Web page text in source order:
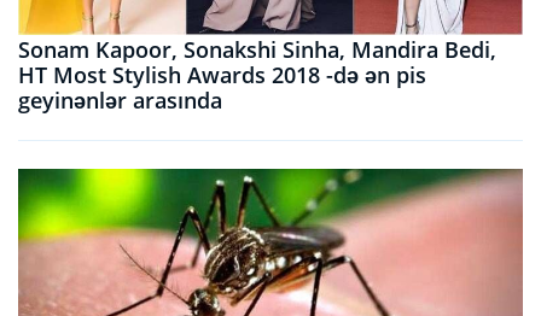
Sonam Kapoor, Sonakshi Sinha, Mandira Bedi,
HT Most Stylish Awards 2018 -də ən pis
geyinənlər arasında